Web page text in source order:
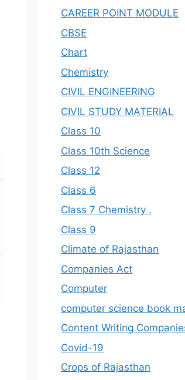
CAREER POINT MODULE
CBSE
Chart
Chemistry
CIVIL ENGINEERING
CIVIL STUDY MATERIAL
Class 10
Class 10th Science
Class 12
Class 6
Class 7 Chemistry .
Class 9
Climate of Rajasthan
Companies Act
Computer
computer science book
Content Writing
Covid-19
Crops of Rajasthan